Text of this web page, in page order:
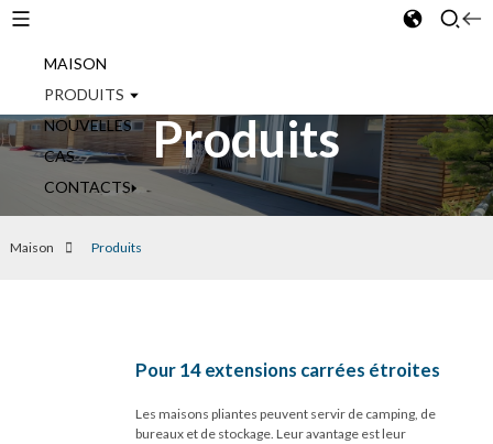
MAISON
PRODUITS
NOUVELLES
CAS
CONTACTS
Produits
Maison Produits
Pour 14 extensions carrées étroites
Les maisons pliantes peuvent servir de camping, de
bureaux et de stockage. Leur avantage est leur